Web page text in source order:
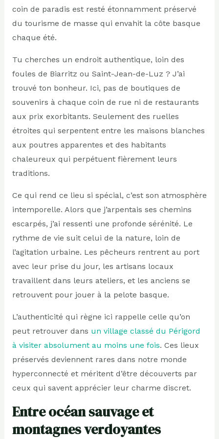
coin de paradis est resté étonnamment préservé
du tourisme de masse qui envahit la côte basque
chaque été.
Tu cherches un endroit authentique, loin des
foules de Biarritz ou Saint-Jean-de-Luz ? J’ai
trouvé ton bonheur. Ici, pas de boutiques de
souvenirs à chaque coin de rue ni de restaurants
aux prix exorbitants. Seulement des ruelles
étroites qui serpentent entre les maisons blanches
aux poutres apparentes et des habitants
chaleureux qui perpétuent fièrement leurs
traditions.
Ce qui rend ce lieu si spécial, c’est son atmosphère
intemporelle. Alors que j’arpentais ses chemins
escarpés, j’ai ressenti une profonde sérénité. Le
rythme de vie suit celui de la nature, loin de
l’agitation urbaine. Les pêcheurs rentrent au port
avec leur prise du jour, les artisans locaux
travaillent dans leurs ateliers, et les anciens se
retrouvent pour jouer à la pelote basque.
L’authenticité qui règne ici rappelle celle qu’on
peut retrouver dans un village classé du Périgord
à visiter absolument au moins une fois. Ces lieux
préservés deviennent rares dans notre monde
hyperconnecté et méritent d’être découverts par
ceux qui savent apprécier leur charme discret.
Entre océan sauvage et
montagnes verdoyantes